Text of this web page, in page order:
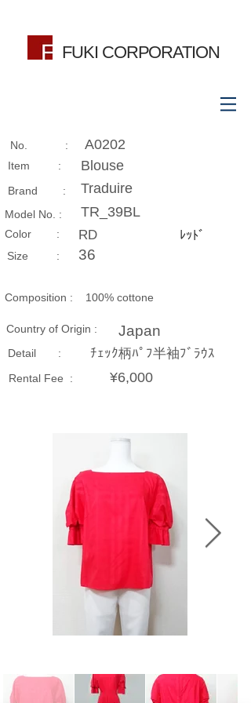
FUKI CORPORATION
No. : A0202
Item : Blouse
Brand : Traduire
Model No. : TR_39BL
​Color : RD ﾚｯﾄﾞ
Size​ : 36
Composition​ : 100% cottone
Country of Origin : Japan
Detail : ﾁｪｯｸ柄ﾊﾟﾌ半袖ﾌﾞﾗｳｽ
Rental Fee : ¥6,000